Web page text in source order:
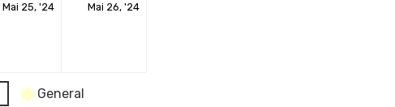
Mai 25, '24 Mai 26, '24
General